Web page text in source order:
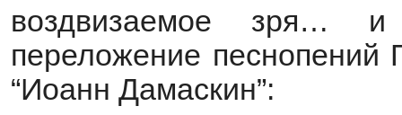
воздвизаемое зря…
переложение песнопений
“Иоанн Дамаскин”: